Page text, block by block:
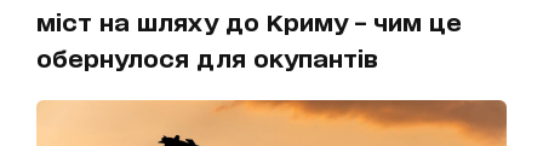
міст на шляху до Криму – чим це
обернулося для окупантів